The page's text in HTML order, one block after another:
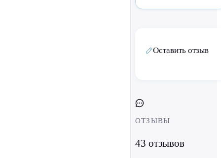
Оставить отзыв
ОТЗЫВЫ
43 отзывов